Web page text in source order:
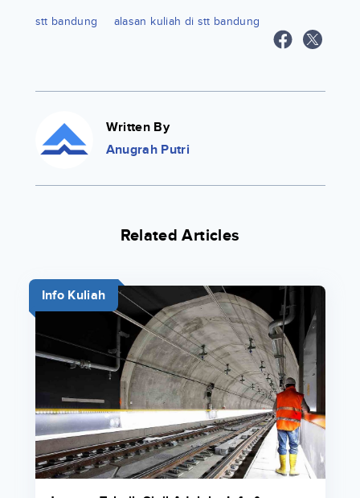
stt bandung alasan kuliah di stt bandung
Written By
Anugrah Putri
Related Articles
Info Kuliah